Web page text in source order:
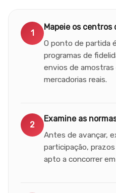
1
Mapeie os centros
O ponto de partida
programas de
envios de
mercadorias reais.
2
Examine as
Antes de avançar,
participação,
apto a concorrer